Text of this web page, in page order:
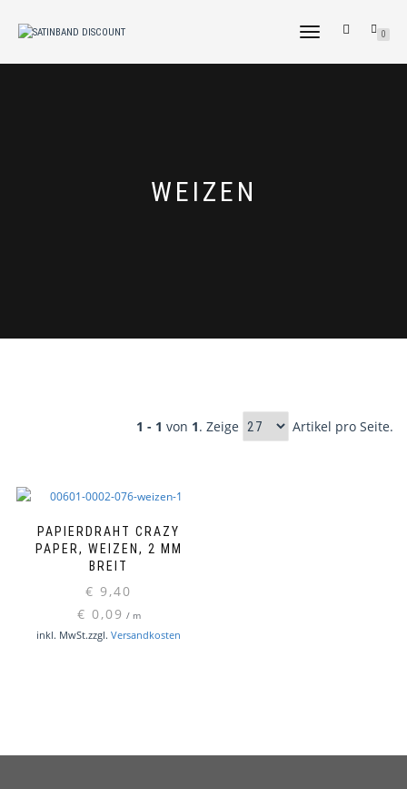
NAVIGATION
0
WEIZEN
1 - 1 von 1. Zeige Artikel pro Seite.
PAPIERDRAHT CRAZY
PAPER, WEIZEN, 2 MM
BREIT
€ 9,40
€ 0,09 / m
inkl. MwSt.zzgl. Versandkosten